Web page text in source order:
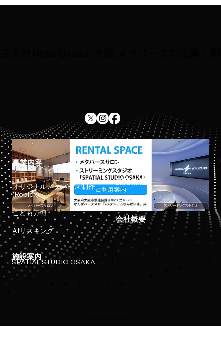
事業内容
リアルイベント開催
オリジナルメタバース制作
(Roblox)
こども万博
AIリスキング
施設案内
SPATIAL STUDIO OSAKA
ホーム
採用情報
お知らせ
会社概要